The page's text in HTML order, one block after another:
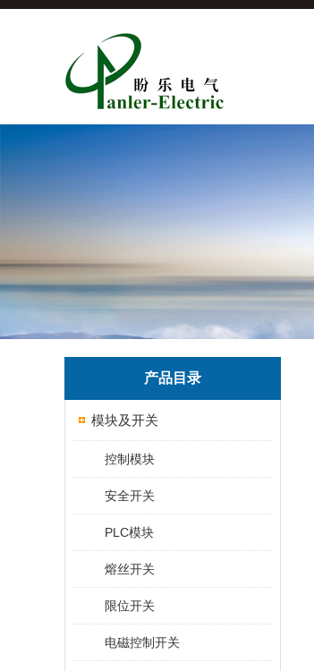
产品目录
模块及开关
控制模块
安全开关
PLC模块
熔丝开关
限位开关
电磁控制开关